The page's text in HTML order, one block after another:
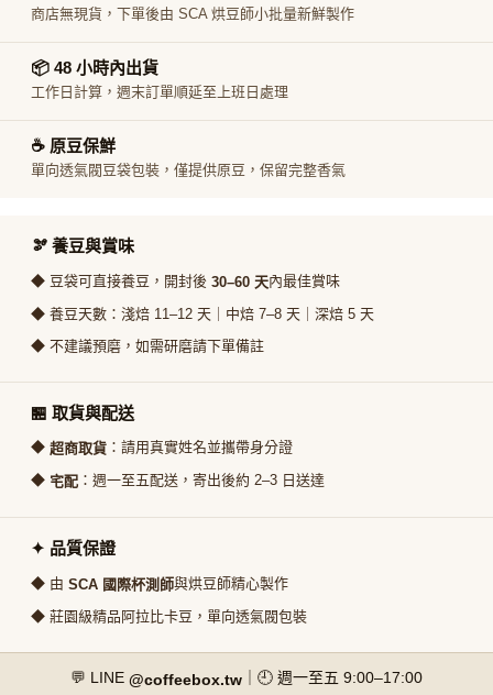
商店無現貨，下單後由 SCA 烘豆師小批量新鮮製作
📦 48 小時內出貨
工作日計算，週末訂單順延至上班日處理
☕ 原豆保鮮
單向透氣閥豆袋包裝，僅提供原豆，保留完整香氣
🫘 養豆與賞味
◆ 豆袋可直接養豆，開封後 30–60 天內最佳賞味
◆ 養豆天數：淺焙 11–12 天｜中焙 7–8 天｜深焙 5 天
◆ 不建議預磨，如需研磨請下單備註
🏪 取貨與配送
◆ 超商取貨 ：請用真實姓名並攜帶身分證
◆ 宅配 ：週一至五配送，寄出後約 2–3 日送達
✦ 品質保證
◆ 由 SCA 國際杯測師與烘豆師精心製作
◆ 莊園級精品阿拉比卡豆，單向透氣閥包裝
💬 LINE @coffeebox.tw ｜🕘 週一至五 9:00–17:00